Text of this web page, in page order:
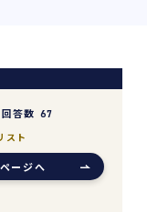
回答数 67
スト
ージへ